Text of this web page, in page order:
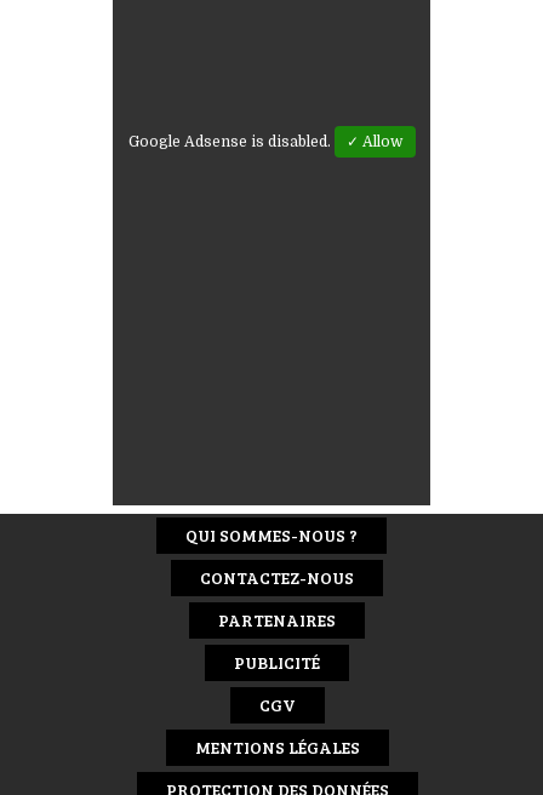
Google Adsense is disabled. ✓ Allow
QUI SOMMES-NOUS ?
CONTACTEZ-NOUS
PARTENAIRES
PUBLICITÉ
CGV
MENTIONS LÉGALES
PROTECTION DES DONNÉES